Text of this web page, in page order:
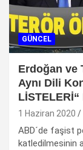
GÜNCEL
Erdoğan ve
Aynı Dili
1 Haziran 2020
ABD´de faşist
katledilmesinin